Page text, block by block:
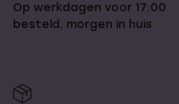
Op werkdagen voor 17:00
besteld, morgen in huis